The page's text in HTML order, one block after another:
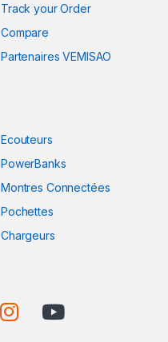
Track your Order
Compare
Partenaires VEMISAO
Ecouteurs
PowerBanks
Montres Connectées
Pochettes
Chargeurs